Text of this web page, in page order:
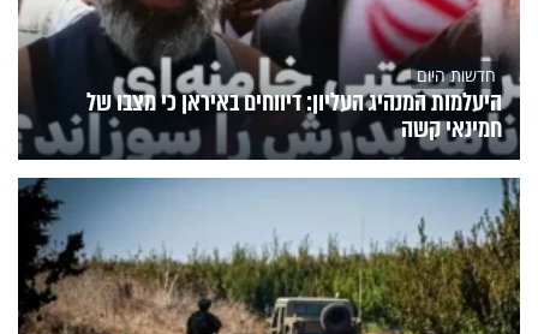
חדשות היום
היעלמות המנהיג העליון: דיווחים באיראן כי מצבו של
חמינאי קשה